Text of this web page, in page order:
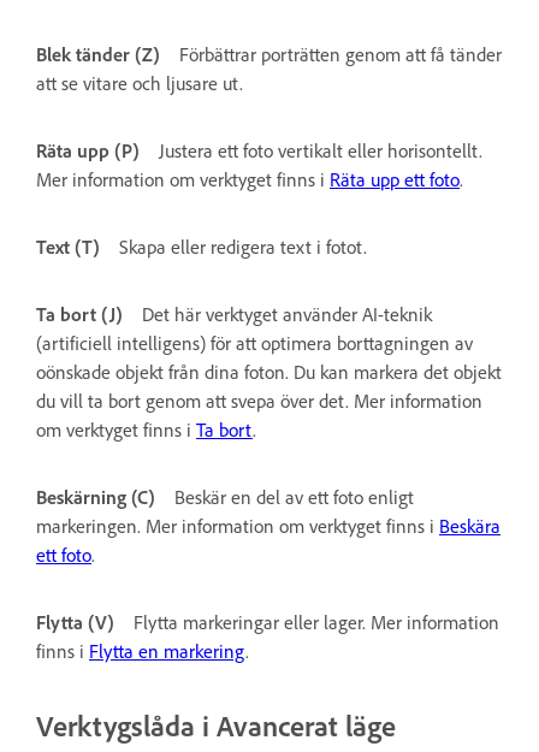
Blek tänder (Z)
Förbättrar porträtten genom att få tänder
att se vitare och ljusare ut.
Räta upp (P)
Justera ett foto vertikalt eller horisontellt.
Mer information om verktyget finns i Räta upp ett foto.
Text (T) Skapa eller redigera text i fotot.
Ta bort (J)
Det här verktyget använder AI-teknik
(artificiell intelligens) för att optimera borttagningen av
oönskade objekt från dina foton. Du kan markera det objekt
du vill ta bort genom att svepa över det. Mer information
om verktyget finns i Ta bort.
Beskärning (C)
Beskär en del av ett foto enligt
markeringen. Mer information om verktyget finns i Beskära
ett foto.
Flytta (V)
Flytta markeringar eller lager. Mer information
finns i Flytta en markering.
Verktygslåda i Avancerat läge